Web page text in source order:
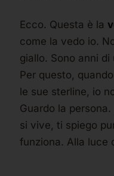
Ecco. Questa è la
come la vedo io.
giallo. Sono anni di
Per questo,
le sue sterline, io
Guardo la
si vive, ti spiego
funziona. Alla luce